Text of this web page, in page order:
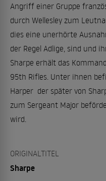
Angriff einer Gruppe
durch Wellesley zum
dies eine unerhörte
der Regel Adlige, sind und
Sharpe erhält das
95th Rifles. Unter ihnen
Harper der später von
zum Sergeant Major
wird.
ORIGINALTITEL
Sharpe